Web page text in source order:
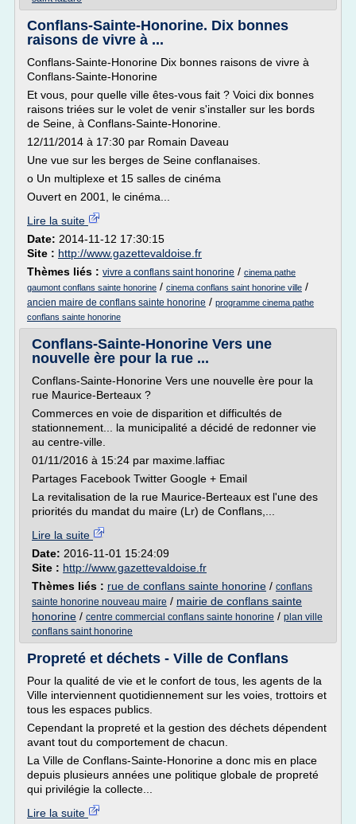
Conflans-Sainte-Honorine. Dix bonnes
raisons de vivre à ...
Conflans-Sainte-Honorine Dix bonnes raisons de vivre à
Conflans-Sainte-Honorine
Et vous, pour quelle ville êtes-vous fait ? Voici dix bonnes
raisons triées sur le volet de venir s'installer sur les bords
de Seine, à Conflans-Sainte-Honorine.
12/11/2014 à 17:30 par Romain Daveau
Une vue sur les berges de Seine conflanaises.
o Un multiplexe et 15 salles de cinéma
Ouvert en 2001, le cinéma...
Lire la suite
Date: 2014-11-12 17:30:15
Site : http://www.gazettevaldoise.fr
Thèmes liés : vivre a conflans saint honorine / cinema pathe
gaumont conflans sainte honorine / cinema conflans saint honorine ville /
ancien maire de conflans sainte honorine / programme cinema pathe
conflans sainte honorine
Conflans-Sainte-Honorine Vers une
nouvelle ère pour la rue ...
Conflans-Sainte-Honorine Vers une nouvelle ère pour la
rue Maurice-Berteaux ?
Commerces en voie de disparition et difficultés de
stationnement... la municipalité a décidé de redonner vie
au centre-ville.
01/11/2016 à 15:24 par maxime.laffiac
Partages Facebook Twitter Google + Email
La revitalisation de la rue Maurice-Berteaux est l'une des
priorités du mandat du maire (Lr) de Conflans,...
Lire la suite
Date: 2016-11-01 15:24:09
Site : http://www.gazettevaldoise.fr
Thèmes liés : rue de conflans sainte honorine / conflans
sainte honorine nouveau maire / mairie de conflans sainte
honorine / centre commercial conflans sainte honorine / plan ville
conflans saint honorine
Propreté et déchets - Ville de Conflans
Pour la qualité de vie et le confort de tous, les agents de la
Ville interviennent quotidiennement sur les voies, trottoirs et
tous les espaces publics.
Cependant la propreté et la gestion des déchets dépendent
avant tout du comportement de chacun.
La Ville de Conflans-Sainte-Honorine a donc mis en place
depuis plusieurs années une politique globale de propreté
qui privilégie la collecte...
Lire la suite